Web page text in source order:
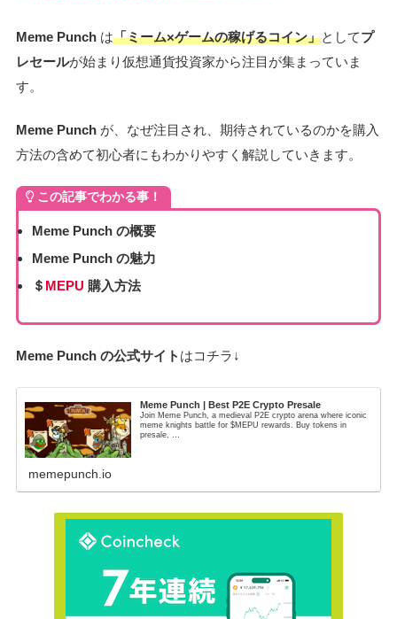
Meme Punch は「ミーム×ゲームの稼げるコイン」としてプ
レセールが始まり仮想通貨投資家から注目が集まっていま
す。
Meme Punch が、なぜ注目され、期待されているのかを購入
方法の含めて初心者にもわかりやすく解説していきます。
この記事でわかる事！
Meme Punch の概要
Meme Punch の魅力
＄ MEPU 購入方法
Meme Punch の公式サイト はコチラ↓
Meme Punch | Best P2E Crypto Presale
Join Meme Punch, a medieval P2E crypto arena where iconic
meme knights battle for $MEPU rewards. Buy tokens in
presale, …
memepunch.io